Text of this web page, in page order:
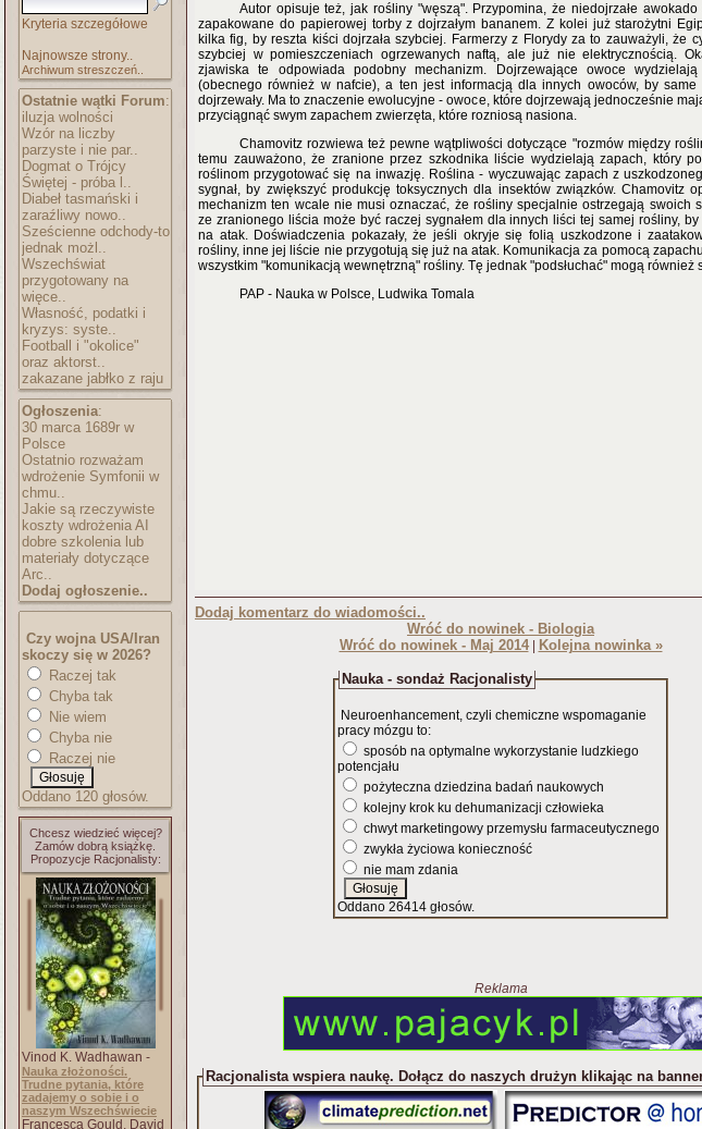
Kryteria szczegółowe
Najnowsze strony..
Archiwum streszczeń..
Ostatnie wątki Forum:
iluzja wolności
Wzór na liczby
parzyste i nie par..
Dogmat o Trójcy
Świętej - próba l..
Diabeł tasmański i
zaraźliwy nowo..
Sześcienne odchody-to
jednak możl..
Wszechświat
przygotowany na
więce..
Własność, podatki i
kryzys: syste..
Football i "okolice"
oraz aktorst..
zakazane jabłko z raju
Ogłoszenia:
30 marca 1689r w
Polsce
Ostatnio rozważam
wdrożenie Symfonii w
chmu..
Jakie są rzeczywiste
koszty wdrożenia AI
dobre szkolenia lub
materiały dotyczące
Arc..
Dodaj ogłoszenie..
Czy wojna USA/Iran
skoczy się w 2026?
Raczej tak
Chyba tak
Nie wiem
Chyba nie
Raczej nie
Oddano 120 głosów.
Chcesz wiedzieć więcej?
Zamów dobrą książkę.
Propozycje Racjonalisty:
Vinod K. Wadhawan -
Nauka złożoności.
Trudne pytania, które
zadajemy o sobie i o
naszym Wszechświecie
Francesca Gould, David
Autor opisuje też, jak rośliny "węszą". Przypomina, że niedojrzałe
zapakowane do papierowej torby z dojrzałym bananem. Z kolei już starożytni
kilka fig, by reszta kiści dojrzała szybciej. Farmerzy z Florydy za to zauważyli, że
szybciej w pomieszczeniach ogrzewanych naftą, ale już nie elektrycznością.
zjawiska te odpowiada podobny mechanizm. Dojrzewające owoce
(obecnego również w nafcie), a ten jest informacją dla innych owoców, by same
dojrzewały. Ma to znaczenie ewolucyjne - owoce, które dojrzewają jednocześnie
przyciągnąć swym zapachem zwierzęta, które rozniosą nasiona.
Chamovitz rozwiewa też pewne wątpliwości dotyczące "rozmów między
temu zauważono, że zranione przez szkodnika liście wydzielają zapach, który
roślinom przygotować się na inwazję. Roślina - wyczuwając zapach z
sygnał, by zwiększyć produkcję toksycznych dla insektów związków. Chamovitz
mechanizm ten wcale nie musi oznaczać, że rośliny specjalnie ostrzegają swoich
ze zranionego liścia może być raczej sygnałem dla innych liści tej samej rośliny, by
na atak. Doświadczenia pokazały, że jeśli okryje się folią uszkodzone i
rośliny, inne jej liście nie przygotują się już na atak. Komunikacja za pomocą
wszystkim "komunikacją wewnętrzną" rośliny. Tę jednak "podsłuchać" mogą również
PAP - Nauka w Polsce, Ludwika Tomala
Dodaj komentarz do wiadomości..
Wróć do nowinek - Biologia
Wróć do nowinek - Maj 2014| Kolejna nowinka »
Nauka - sondaż Racjonalisty
Neuroenhancement, czyli chemiczne wspomaganie
pracy mózgu to:
sposób na optymalne wykorzystanie ludzkiego
potencjału
pożyteczna dziedzina badań naukowych
kolejny krok ku dehumanizacji człowieka
chwyt marketingowy przemysłu farmaceutycznego
zwykła życiowa konieczność
nie mam zdania
Oddano 26414 głosów.
Reklama
Racjonalista wspiera naukę. Dołącz do naszych drużyn klikając na